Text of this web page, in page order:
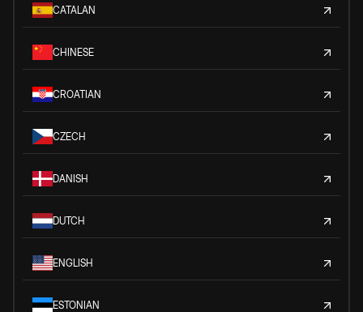
CATALAN
CHINESE
CROATIAN
CZECH
DANISH
DUTCH
ENGLISH
ESTONIAN